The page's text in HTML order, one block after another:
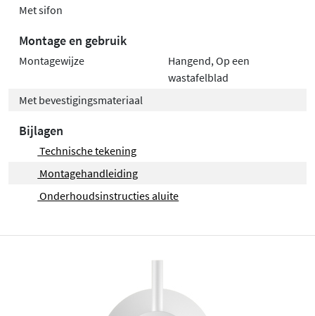
Met sifon
Montage en gebruik
Montagewijze
Hangend, Op een
wastafelblad
Met bevestigingsmateriaal
Bijlagen
Technische tekening
Montagehandleiding
Onderhoudsinstructies aluite